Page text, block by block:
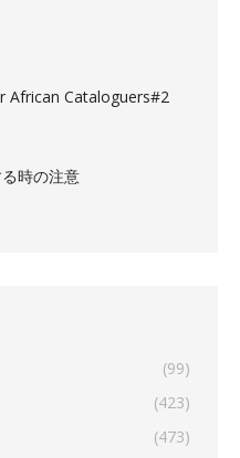
African Cataloguers#2
時の注意
(99)
(423)
(473)